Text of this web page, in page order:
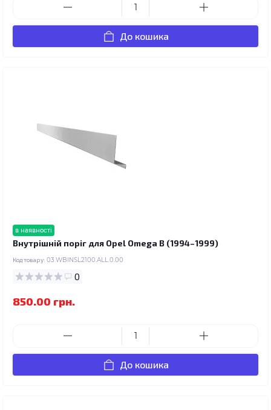
До кошика
в наявності
Внутрішній поріг для Opel Omega B (1994–1999)
Код товару: 03.WBINSL2100.ALL.0.00
0
850.00 грн.
До кошика